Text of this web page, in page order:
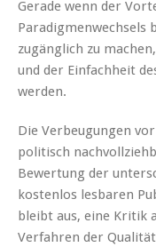
Gerade wenn der
Paradigmenwechsels
zugänglich zu
und der Einfachheit
werden.
Die Verbeugungen
politisch
Bewertung der
kostenlos lesbaren
bleibt aus, eine Kritik
Verfahren der